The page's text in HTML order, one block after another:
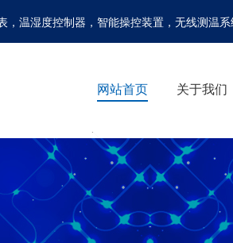
，温湿度控制器，智能操控装置，无线测
网站首页 关于我们